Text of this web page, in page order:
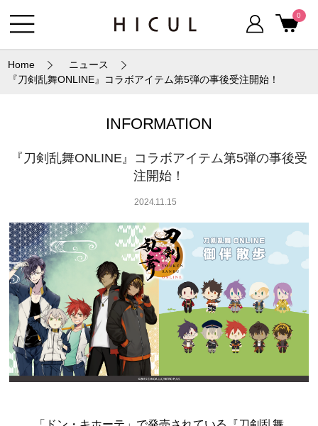
0
Home
ニュース
『刀剣乱舞ONLINE』コラボアイテム第5弾の事後受注開始！
INFORMATION
『刀剣乱舞ONLINE』コラボアイテム第5弾の事後受
注開始！
2024.11.15